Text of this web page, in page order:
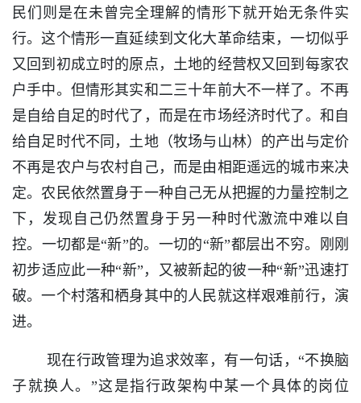
民们则是在未曾完全理解的情形下就开始无条件实
行。这个情形一直延续到文化大革命结束，一切似乎
又回到初成立时的原点，土地的经营权又回到每家农
户手中。但情形其实和二三十年前大不一样了。不再
是自给自足的时代了，而是在市场经济时代了。和自
给自足时代不同，土地（牧场与山林）的产出与定价
不再是农户与农村自己，而是由相距遥远的城市来决
定。农民依然置身于一种自己无从把握的力量控制之
下，发现自己仍然置身于另一种时代激流中难以自
控。一切都是“新”的。一切的“新”都层出不穷。刚刚
初步适应此一种“新”，又被新起的彼一种“新”迅速打
破。一个村落和栖身其中的人民就这样艰难前行，演
进。
现在行政管理为追求效率，有一句话，“不换脑
子就换人。”这是指行政架构中某一个具体的岗位